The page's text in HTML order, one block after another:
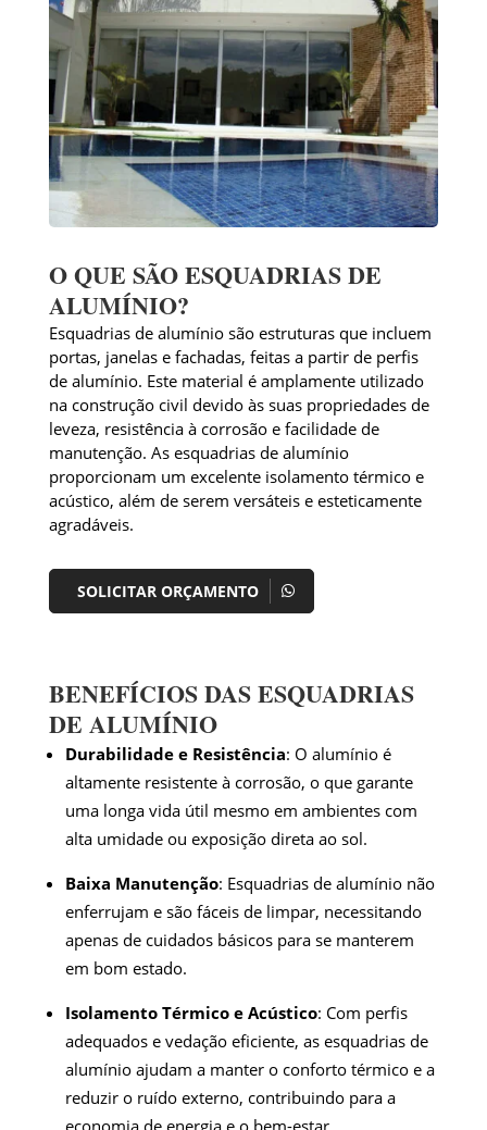
O QUE SÃO ESQUADRIAS DE
ALUMÍNIO?
Esquadrias de alumínio são estruturas que incluem
portas, janelas e fachadas, feitas a partir de perfis
de alumínio. Este material é amplamente utilizado
na construção civil devido às suas propriedades de
leveza, resistência à corrosão e facilidade de
manutenção. As esquadrias de alumínio
proporcionam um excelente isolamento térmico e
acústico, além de serem versáteis e esteticamente
agradáveis.
SOLICITAR ORÇAMENTO
BENEFÍCIOS DAS ESQUADRIAS
DE ALUMÍNIO
Durabilidade e Resistência: O alumínio é
altamente resistente à corrosão, o que garante
uma longa vida útil mesmo em ambientes com
alta umidade ou exposição direta ao sol.
Baixa Manutenção: Esquadrias de alumínio não
enferrujam e são fáceis de limpar, necessitando
apenas de cuidados básicos para se manterem
em bom estado.
Isolamento Térmico e Acústico: Com perfis
adequados e vedação eficiente, as esquadrias de
alumínio ajudam a manter o conforto térmico e a
reduzir o ruído externo, contribuindo para a
economia de energia e o bem-estar.